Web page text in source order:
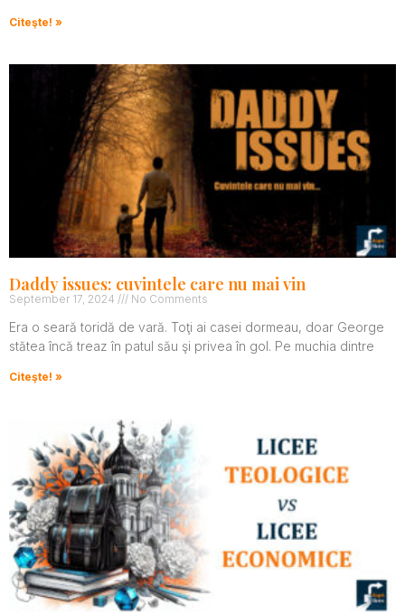
Citeşte! »
Daddy issues: cuvintele care nu mai vin
September 17, 2024 No Comments
Era o seară toridă de vară. Toţi ai casei dormeau, doar George
stătea încă treaz în patul său şi privea în gol. Pe muchia dintre
Citeşte! »